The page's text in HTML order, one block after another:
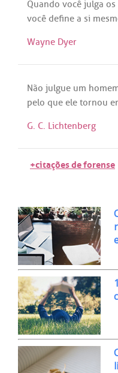
Quando você julga os
você define a si
Wayne Dyer
Não julgue um
pelo que ele tornou
G. C. Lichtenberg
+citações de forense